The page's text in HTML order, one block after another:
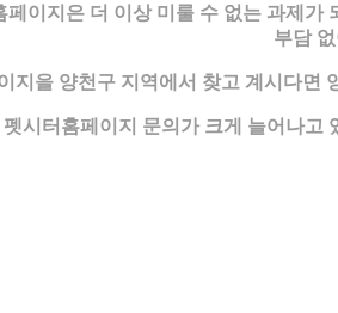
이지은 더 이상 미룰 수 없는 과제
부담
지을 양천구 지역에서 찾고 계시다면
시터홈페이지 문의가 크게 늘어나